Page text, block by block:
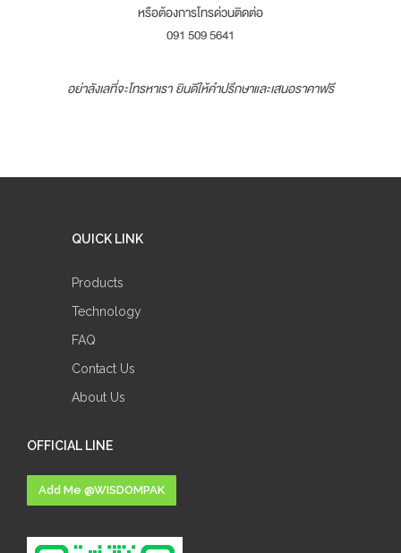
หรือต้องการโทรด่วนติดต่อ
091 509 5641
อย่าลังเลที่จะโทรหาเรา ยินดีให้คำปรึกษาและเสนอราคาฟรี
QUICK LINK
Products
Technology
FAQ
Contact Us
About Us
OFFICIAL LINE
Add Me @WISDOMPAK